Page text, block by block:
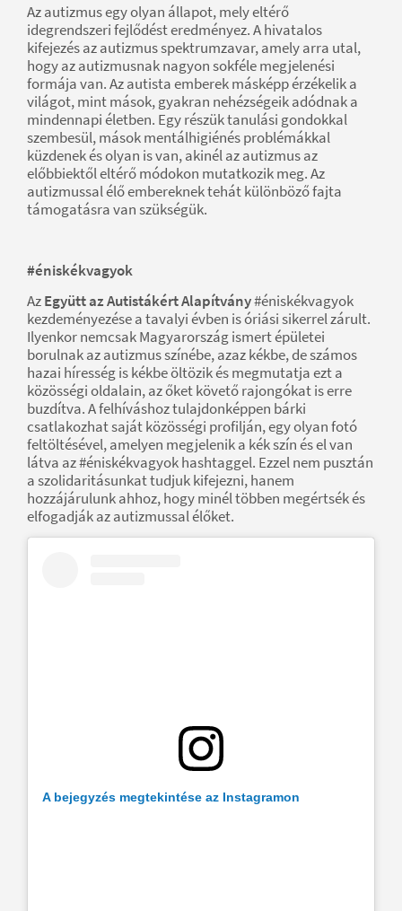
Az autizmus egy olyan állapot, mely eltérő
idegrendszeri fejlődést eredményez. A hivatalos
kifejezés az autizmus spektrumzavar, amely arra utal,
hogy az autizmusnak nagyon sokféle megjelenési
formája van. Az autista emberek másképp érzékelik a
világot, mint mások, gyakran nehézségeik adódnak a
mindennapi életben. Egy részük tanulási gondokkal
szembesül, mások mentálhigiénés problémákkal
küzdenek és olyan is van, akinél az autizmus az
előbbiektől eltérő módokon mutatkozik meg. Az
autizmussal élő embereknek tehát különböző fajta
támogatásra van szükségük.
#éniskékvagyok
AzEgyütt az Autistákért Alapítvány#éniskékvagyok
kezdeményezése a tavalyi évben is óriási sikerrel zárult.
Ilyenkor nemcsak Magyarország ismert épületei
borulnak az autizmus színébe, azaz kékbe, de számos
hazai híresség is kékbe öltözik és megmutatja ezt a
közösségi oldalain, az őket követő rajongókat is erre
buzdítva. A felhíváshoz tulajdonképpen bárki
csatlakozhat saját közösségi profilján, egy olyan fotó
feltöltésével, amelyen megjelenik a kék szín és el van
látva az #éniskékvagyok hashtaggel. Ezzel nem pusztán
a szolidaritásunkat tudjuk kifejezni, hanem
hozzájárulunk ahhoz, hogy minél többen megértsék és
elfogadják az autizmussal élőket.
A bejegyzés megtekintése az Instagramon